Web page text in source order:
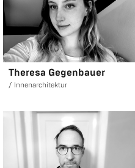
The­re­sa Ge­gen­bau­er
In­nen­ar­chi­tek­tur